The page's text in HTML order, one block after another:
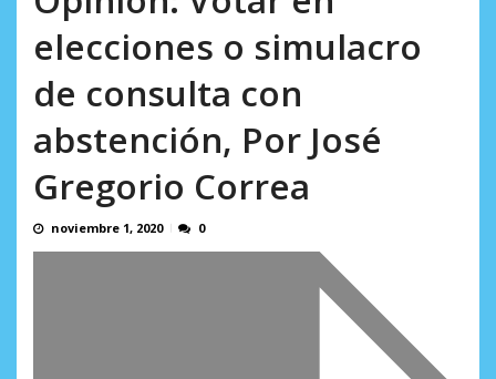
elecciones o simulacro
de consulta con
abstención, Por José
Gregorio Correa
noviembre 1, 2020 0